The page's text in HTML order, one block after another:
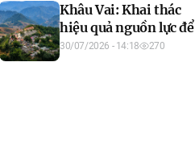
Khâu Vai: Khai thác
hiệu quả nguồn lực để
phát triển bền vững
30/07/2026 - 14:18 270